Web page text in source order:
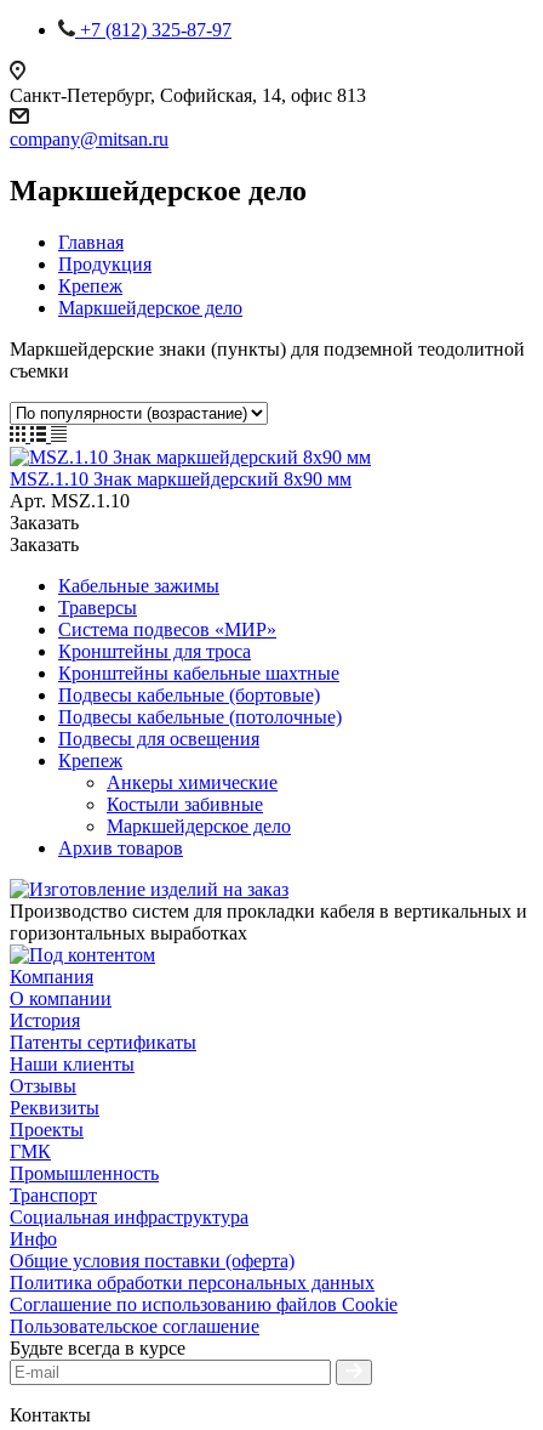
+7 (812) 325-87-97
Санкт-Петербург, Софийская, 14, офис 813
company@mitsan.ru
Маркшейдерское дело
Главная
Продукция
Крепеж
Маркшейдерское дело
Маркшейдерские знаки (пункты) для подземной теодолитной
съемки
MSZ.1.10 Знак маркшейдерский 8х90 мм
Арт. MSZ.1.10
Заказать
Заказать
Кабельные зажимы
Траверсы
Система подвесов «МИР»
Кронштейны для троса
Кронштейны кабельные шахтные
Подвесы кабельные (бортовые)
Подвесы кабельные (потолочные)
Подвесы для освещения
Крепеж
Анкеры химические
Костыли забивные
Маркшейдерское дело
Архив товаров
Производство систем для прокладки кабеля в вертикальных и
горизонтальных выработках
Компания
О компании
История
Патенты сертификаты
Наши клиенты
Отзывы
Реквизиты
Проекты
ГМК
Промышленность
Транспорт
Социальная инфраструктура
Инфо
Общие условия поставки (оферта)
Политика обработки персональных данных
Соглашение по использованию файлов Cookie
Пользовательское соглашение
Будьте всегда в курсе
Контакты